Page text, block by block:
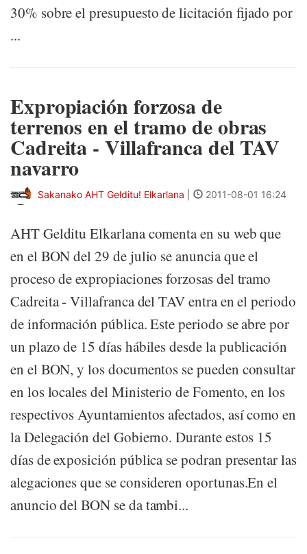
30% sobre el presupuesto de licitación fijado por
...
Expropiación forzosa de
terrenos en el tramo de obras
Cadreita - Villafranca del TAV
navarro
Sakanako AHT Gelditu! Elkarlana 2011-08-01 16:24
AHT Gelditu Elkarlana comenta en su web que
en el BON del 29 de julio se anuncia que el
proceso de expropiaciones forzosas del tramo
Cadreita - Villafranca del TAV entra en el periodo
de información pública. Este periodo se abre por
un plazo de 15 días hábiles desde la publicación
en el BON, y los documentos se pueden consultar
en los locales del Ministerio de Fomento, en los
respectivos Ayuntamientos afectados, así como en
la Delegación del Gobierno. Durante estos 15
días de exposición pública se podran presentar las
alegaciones que se consideren oportunas.En el
anuncio del BON se da tambi...